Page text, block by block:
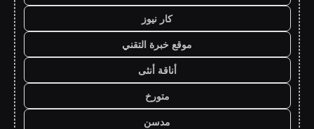
كار نيوز
موقع خبرة التقني
أناقة أنثى
متورخ
مدسن